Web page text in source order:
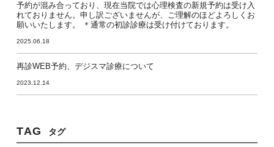
予約が混み合っており、現在当院では心理検査の新規予約は受け入
れておりません。申し訳ございませんが、ご理解のほどよろしくお
願いいたします。 ＊通常の初診診療は受け付けております。
2025.06.18
再診WEB予約、デジスマ診療について
2023.12.14
TAG タグ